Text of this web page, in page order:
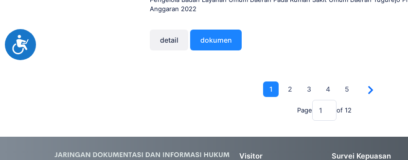
Accessibility
Anggaran 2022
detail dokumen
1 2 3 4 5
Page of 12
Visitor Survei Kepuasan